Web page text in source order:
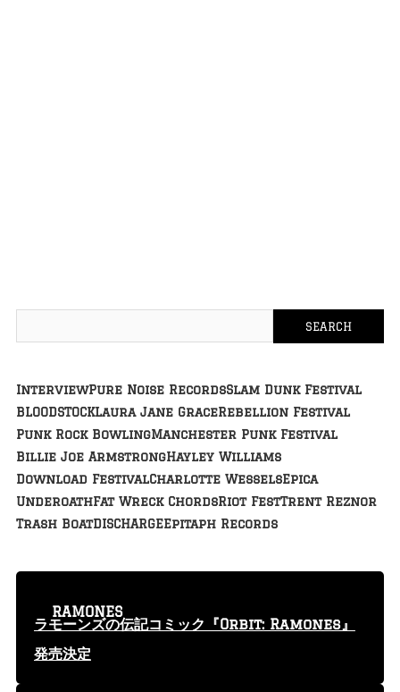
InterviewPure Noise RecordsSlam Dunk Festival
BLOODSTOCKLaura Jane GraceRebellion Festival
Punk Rock BowlingManchester Punk Festival
Billie Joe ArmstrongHayley Williams
Download FestivalCharlotte WesselsEpica
UnderoathFat Wreck ChordsRiot FestTrent Reznor
Trash BoatDISCHARGEEpitaph Records
ラモーンズの伝記コミック『Orbit: Ramones』
発売決定
RAMONES